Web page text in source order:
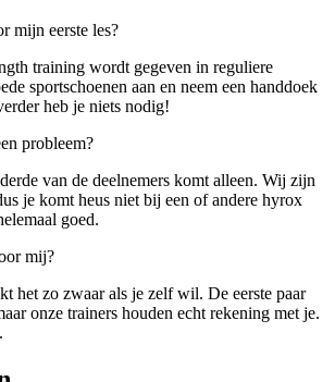
mijn eerste les?
training wordt gegeven in reguliere
sportschoenen aan en neem een handdoek
heb je niets nodig!
probleem?
van de deelnemers komt alleen. Wij zijn
je komt heus niet bij een of andere hyrox
goed.
mij?
het zo zwaar als je zelf wil. De eerste paar
onze trainers houden echt rekening met je.